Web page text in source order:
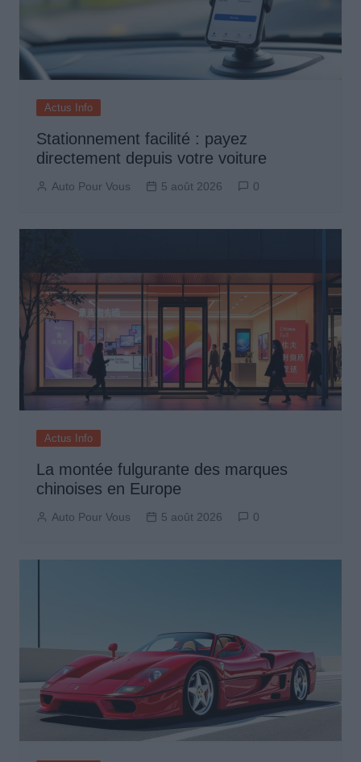
Actus Info
Stationnement facilité : payez
directement depuis votre voiture
Auto Pour Vous 5 août 2026 0
Actus Info
La montée fulgurante des marques
chinoises en Europe
Auto Pour Vous 5 août 2026 0